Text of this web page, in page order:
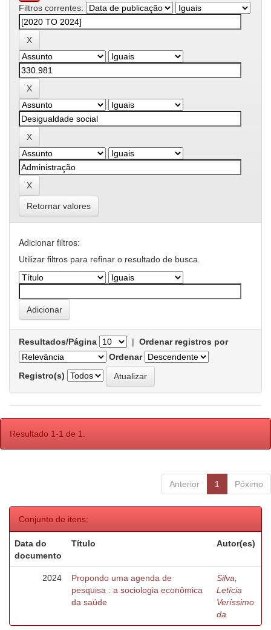
Filtros correntes:
Retornar valores
Adicionar filtros:
Utilizar filtros para refinar o resultado de busca.
Resultados/Página | Ordenar registros por
Ordenar
Registro(s)
Resultado 1-1 de 1.
Anterior 1 Póximo
Conjunto de itens:
Data do
documento
Título Autor(es)
2024
Propondo uma agenda de
pesquisa : a sociologia econômica
da saúde
Silva,
Letícia
Veríssimo
da